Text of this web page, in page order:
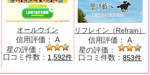
オールウイン
信用評価： A
星の評価：
口コミ件数： 1,592件
リフレイン（Refrain）
信用評価： A
星の評価：
口コミ件数：853件